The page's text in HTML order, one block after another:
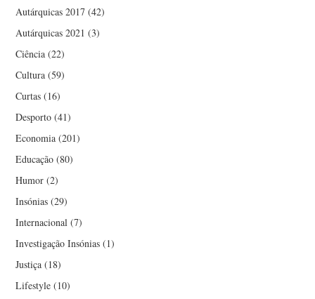
Autárquicas 2017 (42)
Autárquicas 2021 (3)
Ciência (22)
Cultura (59)
Curtas (16)
Desporto (41)
Economia (201)
Educação (80)
Humor (2)
Insónias (29)
Internacional (7)
Investigação Insónias (1)
Justiça (18)
Lifestyle (10)